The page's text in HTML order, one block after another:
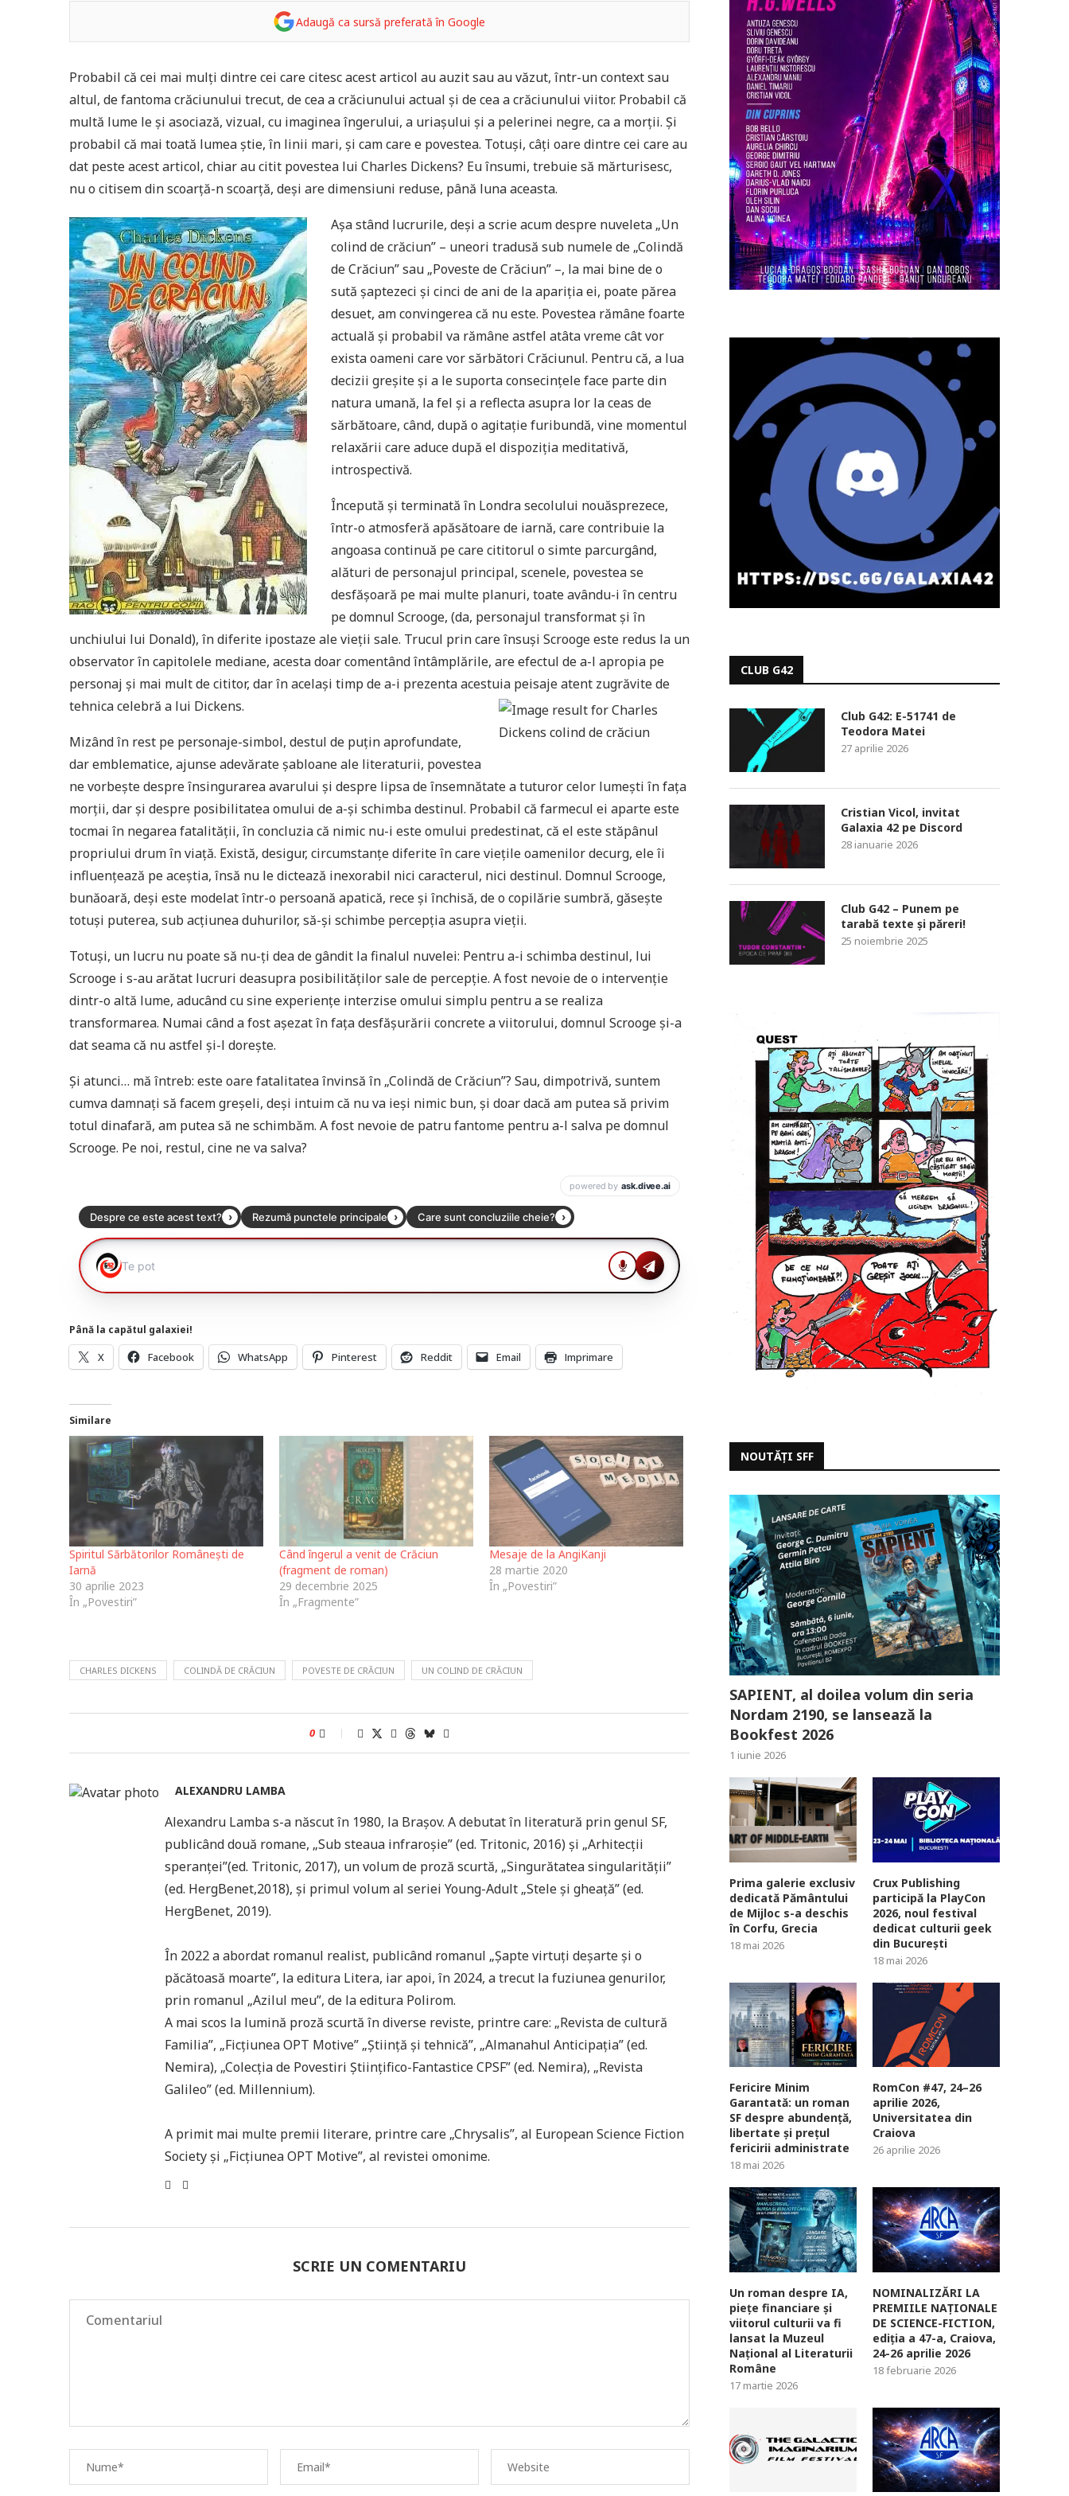
Adaugă ca sursă preferată în Google
Probabil că cei mai mulți dintre cei care citesc acest articol au auzit sau au văzut, într-un context sau
altul, de fantoma crăciunului trecut, de cea a crăciunului actual și de cea a crăciunului viitor. Probabil că
multă lume le și asociază, vizual, cu imaginea îngerului, a uriașului și a pelerinei negre, ca a morții. Și
probabil că mai toată lumea știe, în linii mari, și cam care e povestea. Totuși, câți oare dintre cei care au
dat peste acest articol, chiar au citit povestea lui Charles Dickens? Eu însumi, trebuie să mărturisesc,
nu o citisem din scoarță-n scoarță, deși are dimensiuni reduse, până luna aceasta.
Așa stând lucrurile, deși a scrie acum despre nuveleta „Un
colind de crăciun” – uneori tradusă sub numele de „Colindă
de Crăciun” sau „Poveste de Crăciun” –, la mai bine de o
sută șaptezeci și cinci de ani de la apariția ei, poate părea
desuet, am convingerea că nu este. Povestea rămâne foarte
actuală și probabil va rămâne astfel atâta vreme cât vor
exista oameni care vor sărbători Crăciunul. Pentru că, a lua
decizii greșite și a le suporta consecințele face parte din
natura umană, la fel și a reflecta asupra lor la ceas de
sărbătoare, când, după o agitație furibundă, vine momentul
relaxării care aduce după el dispoziția meditativă,
introspectivă.
Începută și terminată în Londra secolului nouăsprezece,
într-o atmosferă apăsătoare de iarnă, care contribuie la
angoasa continuă pe care cititorul o simte parcurgând,
alături de personajul principal, scenele, povestea se
desfășoară pe mai multe planuri, toate avându-i în centru
pe domnul Scrooge, (da, personajul transformat și în
unchiului lui Donald), în diferite ipostaze ale vieții sale. Trucul prin care însuși Scrooge este redus la un
observator în capitolele mediane, acesta doar comentând întâmplările, are efectul de a-l apropia pe
personaj și mai mult de cititor, dar în același timp de a-i prezenta acestuia peisaje atent zugrăvite de
tehnica celebră a lui Dickens.
Mizând în rest pe personaje-simbol, destul de puțin aprofundate,
dar emblematice, ajunse adevărate șabloane ale literaturii, povestea
ne vorbește despre însingurarea avarului și despre lipsa de însemnătate a tuturor celor lumești în fața
morții, dar și despre posibilitatea omului de a-și schimba destinul. Probabil că farmecul ei aparte este
tocmai în negarea fatalității, în concluzia că nimic nu-i este omului predestinat, că el este stăpânul
propriului drum în viață. Există, desigur, circumstanțe diferite în care viețile oamenilor decurg, ele îi
influențează pe aceștia, însă nu le dictează inexorabil nici caracterul, nici destinul. Domnul Scrooge,
bunăoară, deși este modelat într-o persoană apatică, rece și închisă, de o copilărie sumbră, găsește
totuși puterea, sub acțiunea duhurilor, să-și schimbe percepția asupra vieții.
Totuși, un lucru nu poate să nu-ți dea de gândit la finalul nuvelei: Pentru a-i schimba destinul, lui
Scrooge i s-au arătat lucruri deasupra posibilităților sale de percepție. A fost nevoie de o intervenție
dintr-o altă lume, aducând cu sine experiențe interzise omului simplu pentru a se realiza
transformarea. Numai când a fost așezat în fața desfășurării concrete a viitorului, domnul Scrooge și-a
dat seama că nu astfel și-l dorește.
Și atunci… mă întreb: este oare fatalitatea învinsă în „Colindă de Crăciun”? Sau, dimpotrivă, suntem
cumva damnați să facem greșeli, deși intuim că nu va ieși nimic bun, și doar dacă am putea să privim
totul dinafară, am putea să ne schimbăm. A fost nevoie de patru fantome pentru a-l salva pe domnul
Scrooge. Pe noi, restul, cine ne va salva?
Până la capătul galaxiei!
X Facebook WhatsApp Pinterest Reddit Email Imprimare
Similare
Spiritul Sărbătorilor Românești de
Iarnă
30 aprilie 2023
În „Povestiri”
Când îngerul a venit de Crăciun
(fragment de roman)
29 decembrie 2025
În „Fragmente”
Mesaje de la AngiKanji
28 martie 2020
În „Povestiri”
CHARLES DICKENS COLINDĂ DE CRĂCIUN POVESTE DE CRĂCIUN UN COLIND DE CRĂCIUN
0
ALEXANDRU LAMBA
Alexandru Lamba s-a născut în 1980, la Brașov. A debutat în literatură prin genul SF,
publicând două romane, „Sub steaua infraroșie” (ed. Tritonic, 2016) și „Arhitecții
speranței”(ed. Tritonic, 2017), un volum de proză scurtă, „Singurătatea singularității”
(ed. HergBenet,2018), și primul volum al seriei Young-Adult „Stele și gheață” (ed.
HergBenet, 2019).
În 2022 a abordat romanul realist, publicând romanul „Șapte virtuți deșarte și o
păcătoasă moarte”, la editura Litera, iar apoi, în 2024, a trecut la fuziunea genurilor,
prin romanul „Azilul meu”, de la editura Polirom.
A mai scos la lumină proză scurtă în diverse reviste, printre care: „Revista de cultură
Familia”, „Ficțiunea OPT Motive” „Știință și tehnică”, „Almanahul Anticipația” (ed.
Nemira), „Colecția de Povestiri Științifico-Fantastice CPSF” (ed. Nemira), „Revista
Galileo” (ed. Millennium).
A primit mai multe premii literare, printre care „Chrysalis”, al European Science Fiction
Society și „Ficțiunea OPT Motive”, al revistei omonime.
SCRIE UN COMENTARIU
CLUB G42
Club G42: E-51741 de
Teodora Matei
27 aprilie 2026
Cristian Vicol, invitat
Galaxia 42 pe Discord
28 ianuarie 2026
Club G42 – Punem pe
tarabă texte și păreri!
25 noiembrie 2025
NOUTĂȚI SFF
SAPIENT, al doilea volum din seria
Nordam 2190, se lansează la
Bookfest 2026
1 iunie 2026
Prima galerie exclusiv
dedicată Pământului
de Mijloc s-a deschis
în Corfu, Grecia
18 mai 2026
Crux Publishing
participă la PlayCon
2026, noul festival
dedicat culturii geek
din București
18 mai 2026
Fericire Minim
Garantată: un roman
SF despre abundență,
libertate și prețul
fericirii administrate
18 mai 2026
RomCon #47, 24–26
aprilie 2026,
Universitatea din
Craiova
26 aprilie 2026
Un roman despre IA,
piețe financiare și
viitorul culturii va fi
lansat la Muzeul
Național al Literaturii
Române
17 martie 2026
NOMINALIZĂRI LA
PREMIILE NAȚIONALE
DE SCIENCE-FICTION,
ediția a 47-a, Craiova,
24-26 aprilie 2026
18 februarie 2026